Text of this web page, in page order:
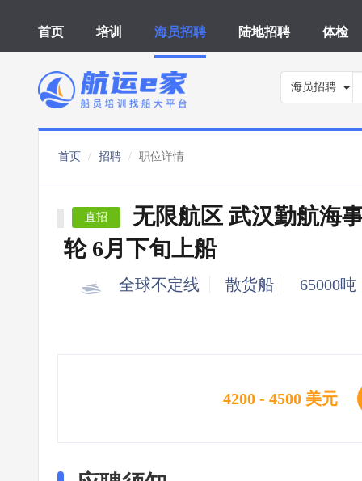
首页 培训 海员招聘 陆地招聘 体检
海员招聘
首页 招聘 职位详情
直招
无限航区 武汉勤航海
轮 6月下旬上船
全球不定线 散货船 65000吨
4200 - 4500 美元